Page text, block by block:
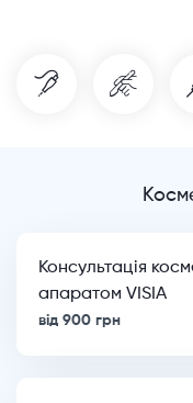
Консультація
апаратом VISIA
від 900 грн